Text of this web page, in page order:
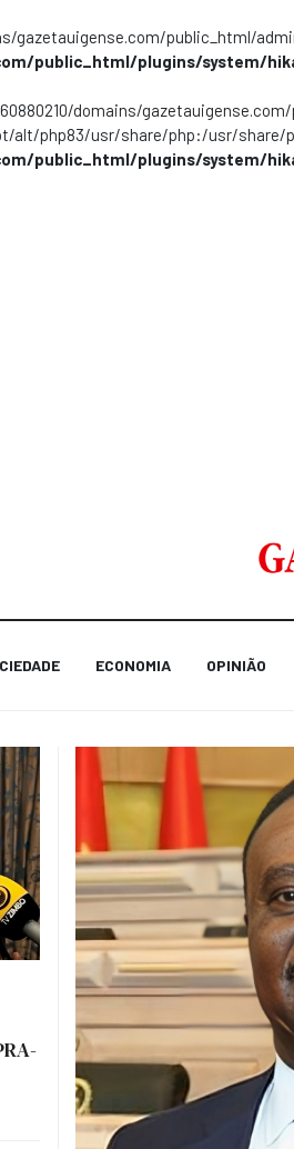
gazetauigense.com/public_html/
public_html/plugins/system/
domains/
alt/php83/usr/share/php:/usr/share/
public_html/plugins/system/
ECONOMIA OPINIÃO